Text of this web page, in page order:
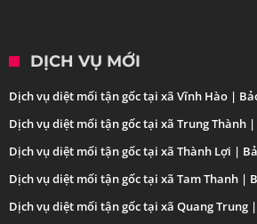
DỊCH VỤ MỚI
Dịch vụ diệt mối tận gốc tại xã Vĩnh Hào |
Dịch vụ diệt mối tận gốc tại xã Trung Thành
Dịch vụ diệt mối tận gốc tại xã Thành Lợi |
Dịch vụ diệt mối tận gốc tại xã Tam Thanh |
Dịch vụ diệt mối tận gốc tại xã Quang Trung